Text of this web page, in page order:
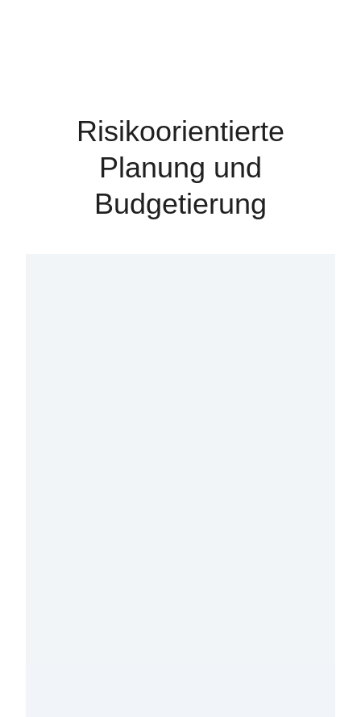
Risikoorientierte
Planung und
Budgetierung